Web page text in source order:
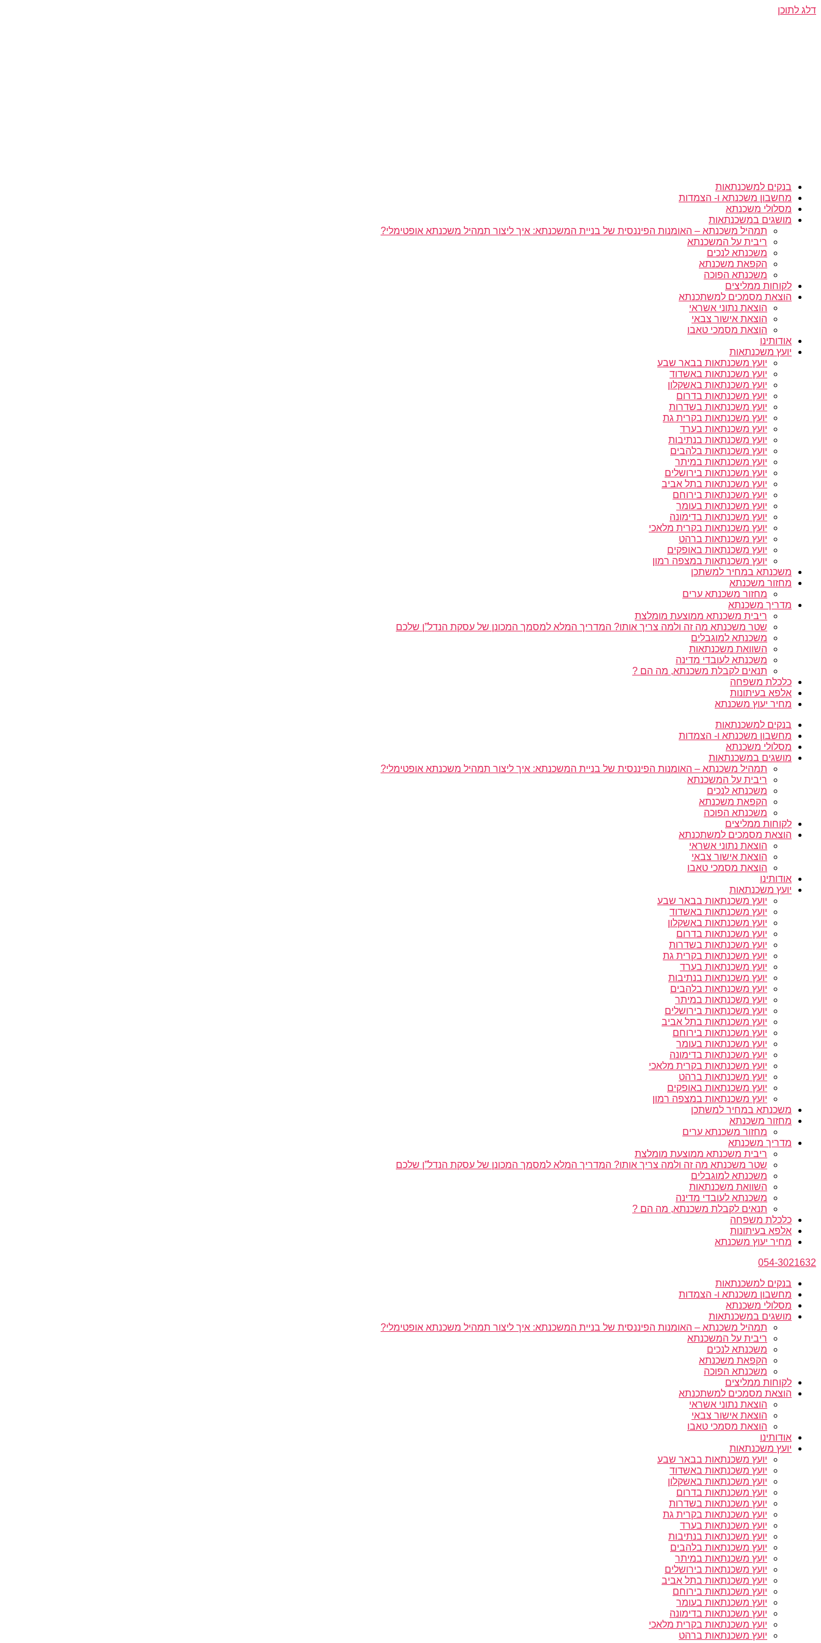
דלג לתוכן
בנקים למשכנתאות
מחשבון משכנתא ו- הצמדות
מסלולי משכנתא
מושגים במשכנתאות
תמהיל משכנתא – האומנות הפיננסית של בניית המשכנתא: איך ליצור תמהיל משכנתא אופטימלי?
ריבית על המשכנתא
משכנתא לנכים
הקפאת משכנתא
משכנתא הפוכה
לקוחות ממליצים
הוצאת מסמכים למשתכנתא
הוצאת נתוני אשראי
הוצאת אישור צבאי
הוצאת מסמכי טאבו
אודותינו
יועץ משכנתאות
יועץ משכנתאות בבאר שבע
יועץ משכנתאות באשדוד
יועץ משכנתאות באשקלון
יועץ משכנתאות בדרום
יועץ משכנתאות בשדרות
יועץ משכנתאות בקרית גת
יועץ משכנתאות בערד
יועץ משכנתאות בנתיבות
יועץ משכנתאות בלהבים
יועץ משכנתאות במיתר
יועץ משכנתאות בירושלים
יועץ משכנתאות בתל אביב
יועץ משכנתאות בירוחם
יועץ משכנתאות בעומר
יועץ משכנתאות בדימונה
יועץ משכנתאות בקרית מלאכי
יועץ משכנתאות ברהט
יועץ משכנתאות באופקים
יועץ משכנתאות במצפה רמון
משכנתא במחיר למשתכן
מחזור משכנתא
מחזור משכנתא ערים
מדריך משכנתא
ריבית משכנתא ממוצעת מומלצת
שטר משכנתא מה זה ולמה צריך אותו? המדריך המלא למסמך המכונן של עסקת הנדל”ן שלכם
משכנתא למוגבלים
השוואת משכנתאות
משכנתא לעובדי מדינה
תנאים לקבלת משכנתא, מה הם ?
כלכלת משפחה
אלפא בעיתונות
מחיר יעוץ משכנתא
בנקים למשכנתאות
מחשבון משכנתא ו- הצמדות
מסלולי משכנתא
מושגים במשכנתאות
תמהיל משכנתא – האומנות הפיננסית של בניית המשכנתא: איך ליצור תמהיל משכנתא אופטימלי?
ריבית על המשכנתא
משכנתא לנכים
הקפאת משכנתא
משכנתא הפוכה
לקוחות ממליצים
הוצאת מסמכים למשתכנתא
הוצאת נתוני אשראי
הוצאת אישור צבאי
הוצאת מסמכי טאבו
אודותינו
יועץ משכנתאות
יועץ משכנתאות בבאר שבע
יועץ משכנתאות באשדוד
יועץ משכנתאות באשקלון
יועץ משכנתאות בדרום
יועץ משכנתאות בשדרות
יועץ משכנתאות בקרית גת
יועץ משכנתאות בערד
יועץ משכנתאות בנתיבות
יועץ משכנתאות בלהבים
יועץ משכנתאות במיתר
יועץ משכנתאות בירושלים
יועץ משכנתאות בתל אביב
יועץ משכנתאות בירוחם
יועץ משכנתאות בעומר
יועץ משכנתאות בדימונה
יועץ משכנתאות בקרית מלאכי
יועץ משכנתאות ברהט
יועץ משכנתאות באופקים
יועץ משכנתאות במצפה רמון
משכנתא במחיר למשתכן
מחזור משכנתא
מחזור משכנתא ערים
מדריך משכנתא
ריבית משכנתא ממוצעת מומלצת
שטר משכנתא מה זה ולמה צריך אותו? המדריך המלא למסמך המכונן של עסקת הנדל”ן שלכם
משכנתא למוגבלים
השוואת משכנתאות
משכנתא לעובדי מדינה
תנאים לקבלת משכנתא, מה הם ?
כלכלת משפחה
אלפא בעיתונות
מחיר יעוץ משכנתא
054-3021632
בנקים למשכנתאות
מחשבון משכנתא ו- הצמדות
מסלולי משכנתא
מושגים במשכנתאות
תמהיל משכנתא – האומנות הפיננסית של בניית המשכנתא: איך ליצור תמהיל משכנתא אופטימלי?
ריבית על המשכנתא
משכנתא לנכים
הקפאת משכנתא
משכנתא הפוכה
לקוחות ממליצים
הוצאת מסמכים למשתכנתא
הוצאת נתוני אשראי
הוצאת אישור צבאי
הוצאת מסמכי טאבו
אודותינו
יועץ משכנתאות
יועץ משכנתאות בבאר שבע
יועץ משכנתאות באשדוד
יועץ משכנתאות באשקלון
יועץ משכנתאות בדרום
יועץ משכנתאות בשדרות
יועץ משכנתאות בקרית גת
יועץ משכנתאות בערד
יועץ משכנתאות בנתיבות
יועץ משכנתאות בלהבים
יועץ משכנתאות במיתר
יועץ משכנתאות בירושלים
יועץ משכנתאות בתל אביב
יועץ משכנתאות בירוחם
יועץ משכנתאות בעומר
יועץ משכנתאות בדימונה
יועץ משכנתאות בקרית מלאכי
יועץ משכנתאות ברהט